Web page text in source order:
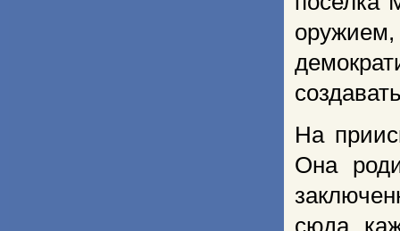
На
Она
сюда